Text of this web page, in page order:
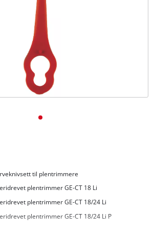
til plentrimmere
plentrimmer GE-CT 18 Li
plentrimmer GE-CT 18/24 Li
plentrimmer GE-CT 18/24 Li P